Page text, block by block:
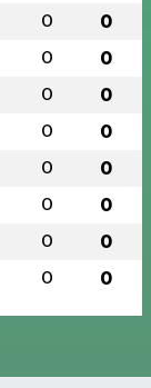
0 0
0 0
0 0
0 0
0 0
0 0
0 0
0 0